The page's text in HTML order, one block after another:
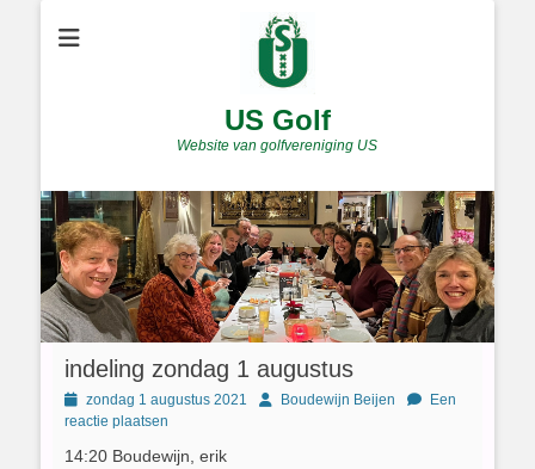
US Golf
Website van golfvereniging US
indeling zondag 1 augustus
Geplaatst
op
zondag 1 augustus 2021 AuthorBoudewijn Beijen
Een
reactie plaatsen
14:20 Boudewijn, erik